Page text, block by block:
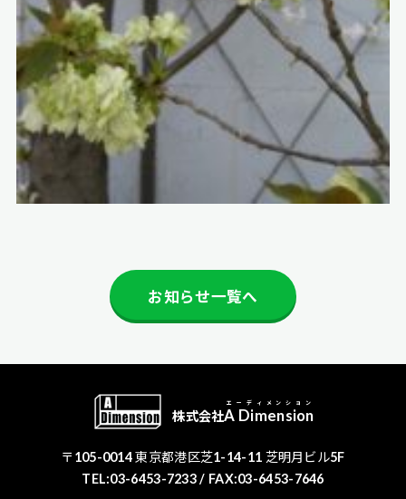
お知らせ一覧へ
株式会社A Dimension
エーディメンション
〒105-0014 東京都港区芝1-14-11 芝明月ビル5F
TEL:03-6453-7233/ FAX:03-6453-7646